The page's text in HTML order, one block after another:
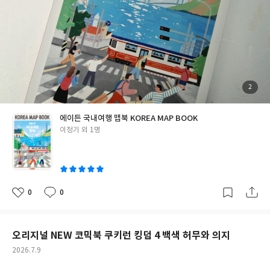
다 훨씬 직관적이라 여행 계획을 세우는 시간이 많이 줄어들었습니
다.특히 가평, 양평처럼 익숙한 여행지만 반복해서 다녔던 저에게는
새로운 여행지를 발견하는 재미가 컸습니다. 강원도와 충청도, 남해
안, 전라도 등 아직 가보지 못한 곳들을 지도로 살펴보다 보니 다음
여행 후보지가 자연스럽게 늘어나더라고요. 여행을 떠나기 전 아이
들과 함께 지도를 펼쳐 보며 "여기는 어떤 곳일까?" 이야기 나누는
시간도 즐거웠습니다. 테마 지도도 만족스러웠습니다. 역사 지도,
꽃 지도, 등산 지도, 제주 오름 지도 등 여행 목적에 따라 참고할 수
있는 자료가 함께 수록되어 있어 단순한 여행 안내서 이상의 활용도
를 보여줍니다. 여행뿐 아니라 우리나라 지리를 익히는 데도 도움이
될 것 같았습니다. 인터넷 검색은 최신 정보를 확인하기에는 좋지만
여행지를 한눈에 비교하며 큰 그림을 그리기에는 한계가 있습니다.
반면 이 책은 전국 여행지를 지도와 함께 체계적으로 정리해 두어 여
는 분은 물론 새로운 여행지를 찾고 싶은 가족이라면 한 권쯤 소장해
첨
부
사
2
에이든 국내여행 맵북 KOREA MAP BOOK
글
이정기 외 1명
좋
0
댓
0
작
오리지널 NEW 코믹북 쿠키런 킹덤 4 백색 허무와 의지
작
2026.7.9